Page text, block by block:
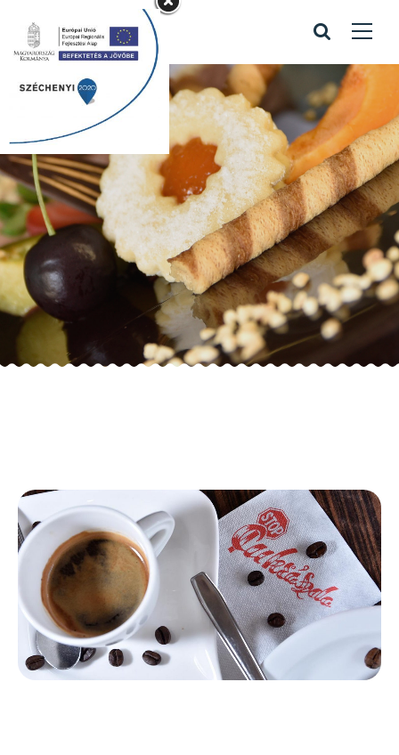
Rabóczky kávé 8
Home Portfolio items / Rabóczky kávé 8